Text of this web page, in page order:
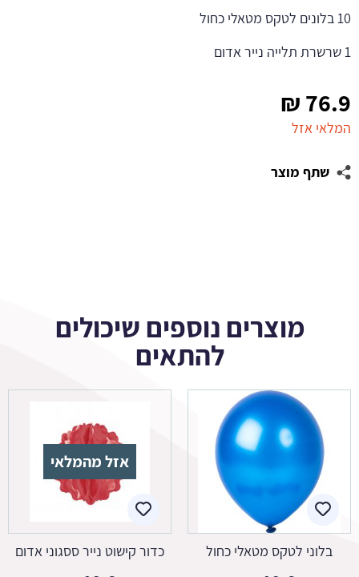
76.9
₪
המלאי אזל
שתף מוצר
10 בלונים לטקס מטאלי כחול
1 שרשרת תלייה נייר אדום
מוצרים נוספים שיכולים
להתאים
בלוני לטקס מטאלי כחול
אזל מהמלאי
כדור קישוט נייר ססגוני אדום